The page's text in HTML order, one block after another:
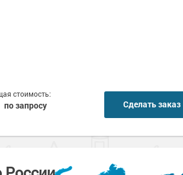
стоимость:
по запросу Сделать заказ